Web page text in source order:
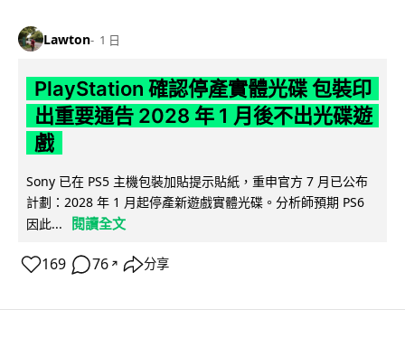
Lawton 1 日
PlayStation 確認停產實體光碟 包裝印
出重要通告 2028 年 1 月後不出光碟遊
戲
Sony 已在 PS5 主機包裝加貼提示貼紙，重申官方 7 月已公布
計劃：2028 年 1 月起停產新遊戲實體光碟。分析師預期 PS6
因此...
閱讀全文
169 76 ↗ 分享